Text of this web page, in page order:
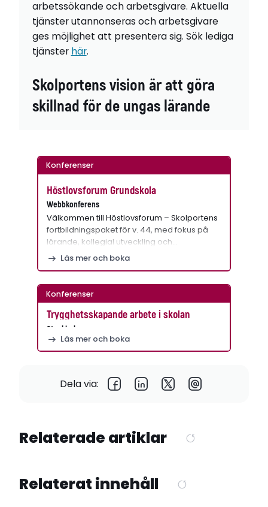
arbetssökande och arbetsgivare. Aktuella
tjänster utannonseras och arbetsgivare
ges möjlighet att presentera sig. Sök lediga
tjänster här.
Skolportens vision är att göra
skillnad för de ungas lärande
Konferenser
Höstlovsforum Grundskola
Webbkonferens
Välkommen till Höstlovsforum – Skolportens
fortbildningspaket för v. 44, med fokus på
lärande, kollegial utveckling och…
Läs mer och boka
Konferenser
Trygghetsskapande arbete i skolan
Stockholm
Läs mer och boka
Dela via:
Relaterade artiklar
Relaterat innehåll